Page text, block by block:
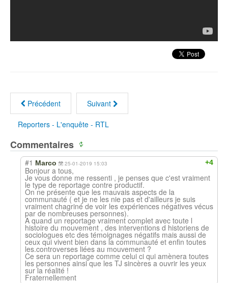
Précédent Suivant
Reporters - L'enquête - RTL
Commentaires
+4
#1 Marco 25-01-2019 15:03
Bonjour a tous,
Je vous donne me ressenti , je penses que c'est vraiment
le type de reportage contre productif.
On ne présente que les mauvais aspects de la
communauté ( et je ne les nie pas et d'ailleurs je suis
vraiment chagriné de voir les expériences négatives vécus
par de nombreuses personnes).
A quand un reportage vraiment complet avec toute l
histoire du mouvement , des interventions d historiens de
sociologues etc des témoignages négatifs mais aussi de
ceux qui vivent bien dans la communauté et enfin toutes
les.controverses liées au mouvement ?
Ce sera un reportage comme celui ci qui amènera toutes
les personnes ainsi que les TJ sincères a ouvrir les yeux
sur la réalité !
Fraternellement